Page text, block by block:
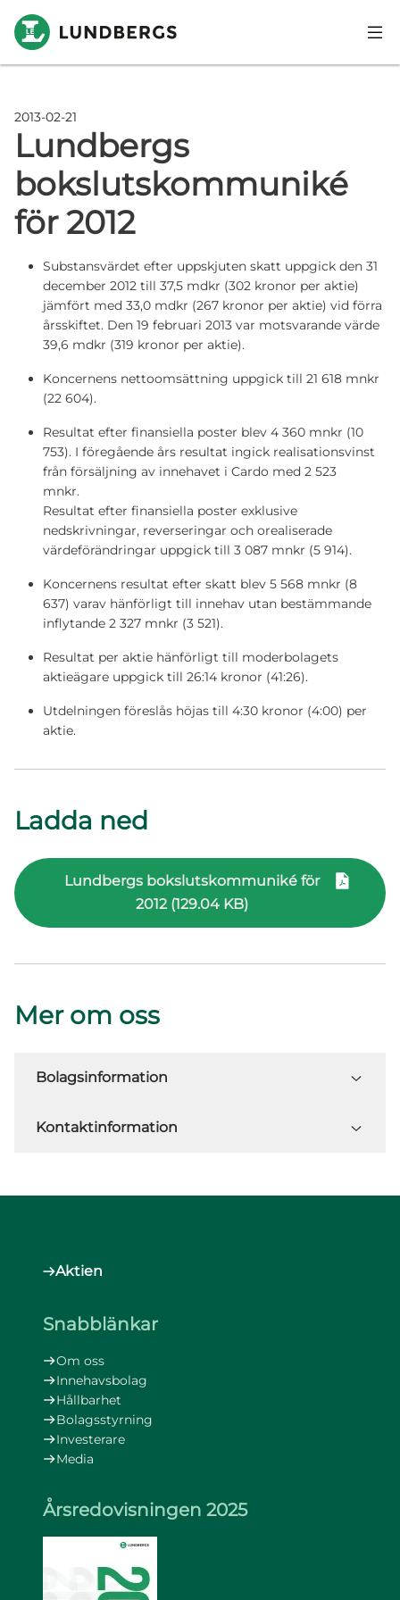
Hoppa till huvudinnehåll
2013-02-21
Lundbergs
bokslutskommuniké
för 2012
Substansvärdet efter uppskjuten skatt uppgick den 31
december 2012 till 37,5 mdkr (302 kronor per aktie)
jämfört med 33,0 mdkr (267 kronor per aktie) vid förra
årsskiftet. Den 19 februari 2013 var motsvarande värde
39,6 mdkr (319 kronor per aktie).
Koncernens nettoomsättning uppgick till 21 618 mnkr
(22 604).
Resultat efter finansiella poster blev 4 360 mnkr (10
753). I föregående års resultat ingick realisationsvinst
från försäljning av innehavet i Cardo med 2 523
mnkr.
Resultat efter finansiella poster exklusive
nedskrivningar, reverseringar och orealiserade
värdeförändringar uppgick till 3 087 mnkr (5 914).
Koncernens resultat efter skatt blev 5 568 mnkr (8
637) varav hänförligt till innehav utan bestämmande
inflytande 2 327 mnkr (3 521).
Resultat per aktie hänförligt till moderbolagets
aktieägare uppgick till 26:14 kronor (41:26).
Utdelningen föreslås höjas till 4:30 kronor (4:00) per
aktie.
Ladda ned
Lundbergs bokslutskommuniké för
2012 (129.04 KB)
Mer om oss
Bolagsinformation
Kontaktinformation
Aktien
Snabblänkar
Om oss
Innehavsbolag
Hållbarhet
Bolagsstyrning
Investerare
Media
Årsredovisningen 2025